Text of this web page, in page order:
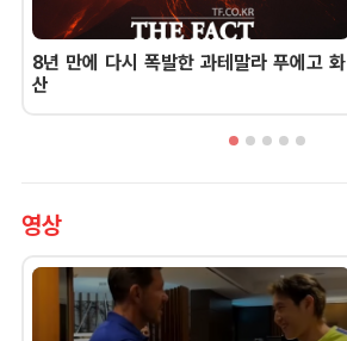
8년 만에 다시 폭발한 과테말라 푸에고 화
산
영상